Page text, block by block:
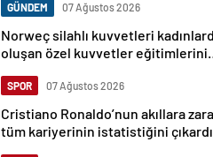
GÜNDEM 07 Ağustos 2026
Norweç silahlı kuvvetleri
oluşan özel kuvvetler eğitimlerini
SPOR 07 Ağustos 2026
Cristiano Ronaldo’nun akıllara
tüm kariyerinin istatistiğini